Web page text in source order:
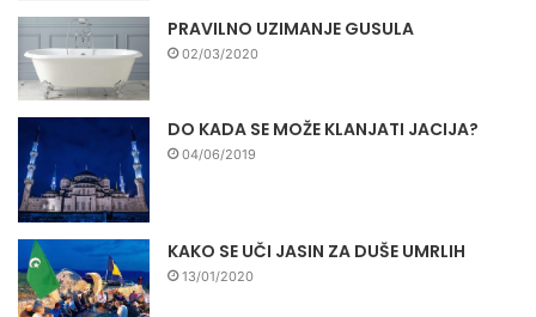
PRAVILNO UZIMANJE GUSULA
02/03/2020
DO KADA SE MOŽE KLANJATI JACIJA?
04/06/2019
KAKO SE UČI JASIN ZA DUŠE UMRLIH
13/01/2020